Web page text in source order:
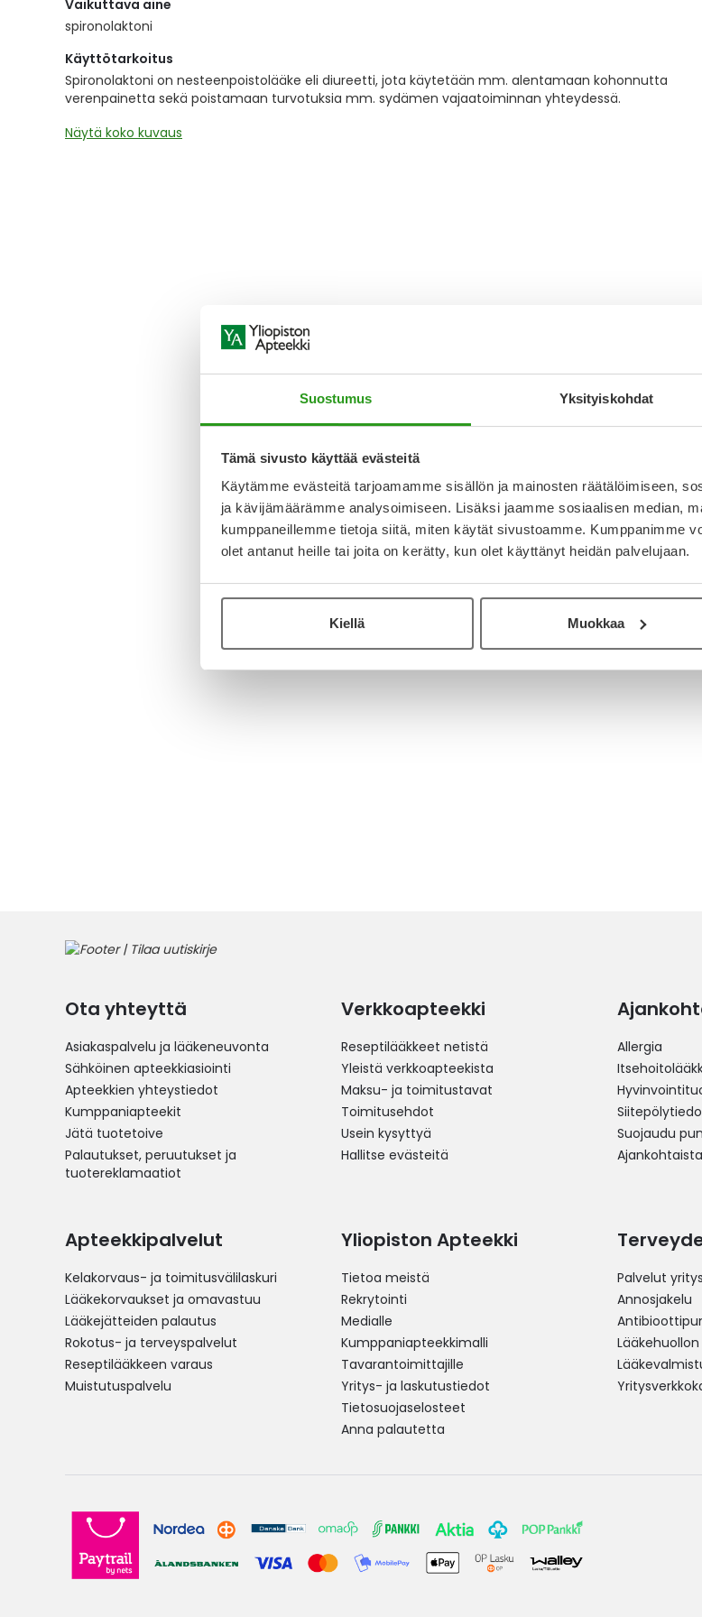
Suostumus Yksityiskohdat
Tämä sivusto käyttää evästeitä
Käytämme evästeitä tarjoamamme sisällön ja mainosten räätälöimiseen,
ja kävijämäärämme analysoimiseen. Lisäksi jaamme sosiaalisen median,
kumppaneillemme tietoja siitä, miten käytät sivustoamme. Kumppanimme
olet antanut heille tai joita on kerätty, kun olet käyttänyt heidän palvelujaan.
Kiellä Muokkaa
the
images
Vaikuttava aine
spironolaktoni
Käyttötarkoitus
Spironolaktoni on nesteenpoistolääke eli diureetti, jota käytetään mm. alentamaan kohonnutta
verenpainetta sekä poistamaan turvotuksia mm. sydämen vajaatoiminnan yhteydessä.
Näytä koko kuvaus
Ota yhteyttä
Asiakaspalvelu ja lääkeneuvonta
Sähköinen apteekkiasiointi
Apteekkien yhteystiedot
Kumppaniapteekit
Jätä tuotetoive
Palautukset, peruutukset ja
tuotereklamaatiot
Verkkoapteekki
Reseptilääkkeet netistä
Yleistä verkkoapteekista
Maksu- ja toimitustavat
Toimitusehdot
Usein kysyttyä
Hallitse evästeitä
Allergia
Suojaudu
Ajankohtaista
Apteekkipalvelut
Kelakorvaus- ja toimitusvälilaskuri
Lääkekorvaukset ja omavastuu
Lääkejätteiden palautus
Rokotus- ja terveyspalvelut
Reseptilääkkeen varaus
Muistutuspalvelu
Yliopiston Apteekki
Tietoa meistä
Rekrytointi
Medialle
Kumppaniapteekkimalli
Tavarantoimittajille
Yritys- ja laskutustiedot
Tietosuojaselosteet
Anna palautetta
Palvelut
Annosjakelu